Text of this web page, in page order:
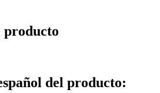
producto
del producto: